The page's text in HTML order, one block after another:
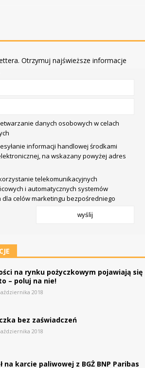
Otrzymuj najświeższe informacje
danych osobowych w celach
informacji handlowej środkami
na wskazany powyżej adres
telekomunikacyjnych
i automatycznych systemów
dla celów marketingu bezpośredniego
wyślij
na rynku pożyczkowym pojawiają się
– poluj na nie!
2018
bez zaświadczeń
2018
na karcie paliwowej z BGŻ BNP Paribas